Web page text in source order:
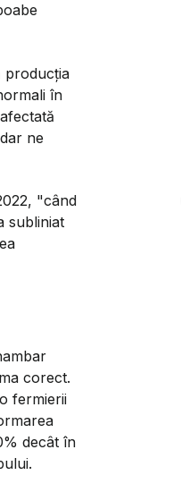
producţia
în
ne
"când
subliniat
corect.
fermierii
decât în